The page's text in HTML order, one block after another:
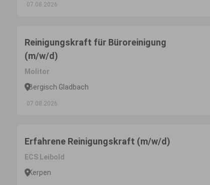
07.08.2026
Reinigungskraft für Büroreinigung
(m/w/d)
Molitor
Bergisch Gladbach
07.08.2026
Erfahrene Reinigungskraft (m/w/d)
ECS Leibold
Kerpen